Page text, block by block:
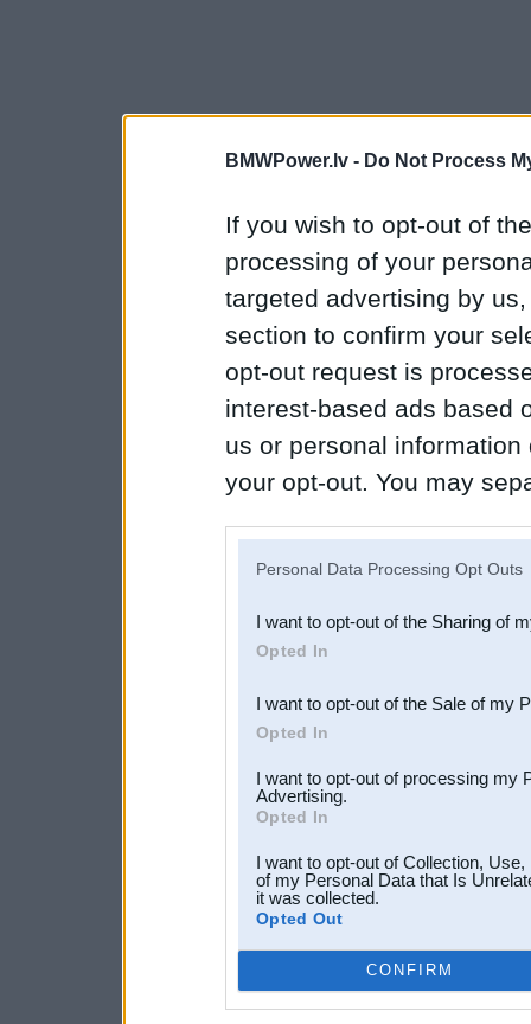
BMWPower.lv - Do Not Process
If you wish to opt-out of
processing of your
targeted advertising by
section to confirm your
opt-out request is
interest-based ads based
us or personal
your opt-out. You may
Downstream Participants
third parties.
Personal Data Processing Opt Outs
I want to opt-out of the Sharing of
Opted In
I want to opt-out of the Sale of my
Opted In
I want to opt-out of processing my
Advertising.
Opted In
I want to opt-out of Collection,
of my Personal Data that Is
it was collected.
Opted Out
CONFIRM